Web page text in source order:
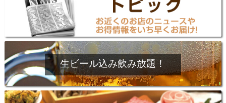
大部屋20名 落ち着いた空間
4000円台コース 合コン
オリオンドラフト カクテル 送別会
カード可 厳選日本酒 鮮魚 大衆酒場
ノンアルコールビール ウィスキー
掘りごたつ 3000円台コース 焼酎
寿司 和食 沖縄料理 オリオン
生ビール込み飲み放題！